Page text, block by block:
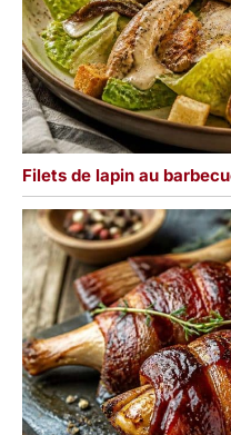
Filets de lapin au